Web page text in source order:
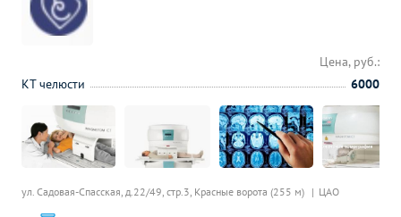
ул. Садовая-Спасская, д.22/49, стр.3, Красные ворота (255 м) ЦАО
Цена, руб.:
КТ челюсти
6000